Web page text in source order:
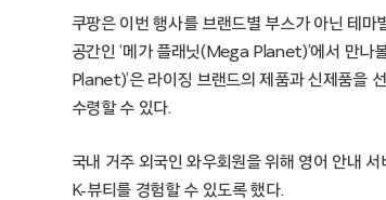
쿠팡은 이번 행사를 브랜드별 부스가 아닌 테
공간인 ‘메가 플래닛(Mega Planet)’에서 만나
Planet)’은 라이징 브랜드의 제품과 신제품을
수령할 수 있다.
국내 거주 외국인 와우회원을 위해 영어 안내
K-뷰티를 경험할 수 있도록 했다.